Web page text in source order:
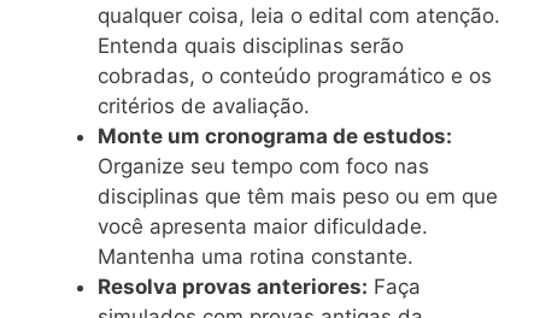
qualquer coisa, leia o edital com atenção.
Entenda quais disciplinas serão
cobradas, o conteúdo programático e os
critérios de avaliação.
Monte um cronograma de estudos:
Organize seu tempo com foco nas
disciplinas que têm mais peso ou em que
você apresenta maior dificuldade.
Mantenha uma rotina constante.
Resolva provas anteriores: Faça